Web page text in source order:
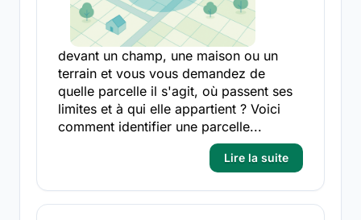
devant un champ, une maison ou un
terrain et vous vous demandez de
quelle parcelle il s'agit, où passent ses
limites et à qui elle appartient ? Voici
comment identifier une parcelle...
Lire la suite